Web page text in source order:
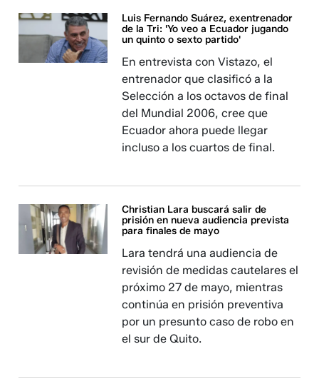
Luis Fernando Suárez, exentrenador
de la Tri: 'Yo veo a Ecuador jugando
un quinto o sexto partido'
En entrevista con Vistazo, el
entrenador que clasificó a la
Selección a los octavos de final
del Mundial 2006, cree que
Ecuador ahora puede llegar
incluso a los cuartos de final.
Christian Lara buscará salir de
prisión en nueva audiencia prevista
para finales de mayo
Lara tendrá una audiencia de
revisión de medidas cautelares el
próximo 27 de mayo, mientras
continúa en prisión preventiva
por un presunto caso de robo en
el sur de Quito.